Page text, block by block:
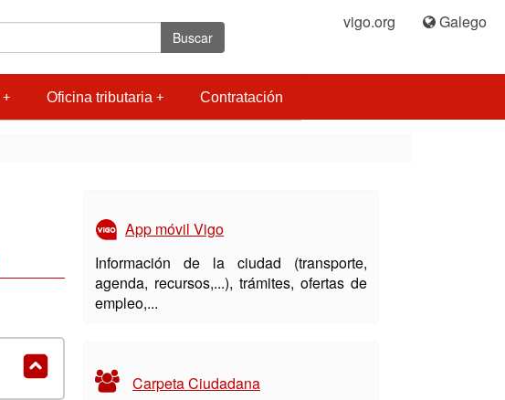
Buscar
vigo.org Galego
Oficina tributaria Contratación
App móvil Vigo
Información de la ciudad (transporte,
agenda, recursos,...), trámites, ofertas de
empleo,...
Carpeta Ciudadana